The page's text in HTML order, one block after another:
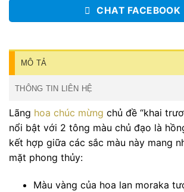
CHAT FACEBOOK
MÔ TẢ
THÔNG TIN LIÊN HỆ
Lãng hoa chúc mừng chủ đề “khai
nổi bật với 2 tông màu chủ đạo là
kết hợp giữa các sắc màu này mang
mặt phong thủy:
Màu vàng của hoa lan moraka